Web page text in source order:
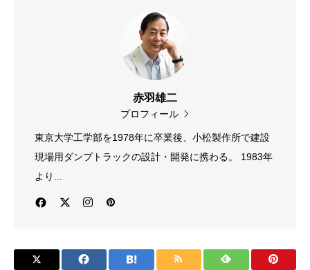
赤羽雄二
プロフィール
東京大学工学部を1978年に卒業後、小松製作所で建設
現場用ダンプトラックの設計・開発に携わる。 1983年
より...